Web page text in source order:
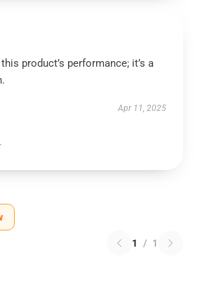
product’s performance; it’s a
Apr 11, 2025
1 / 1